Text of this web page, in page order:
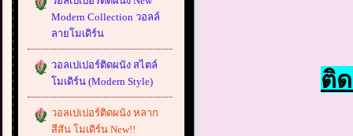
Modern Collection วอลล์
ลายโมเดิร์น
วอลเปเปอร์ติดผนัง สไตล์
โมเดิร์น (Modern Style)
วอลเปเปอร์ติดผนัง หลาก
สีสัน โมเดิร์น New!!
ติ